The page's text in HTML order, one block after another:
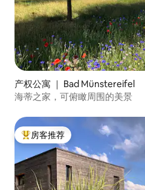
产权公寓 ｜ Bad Münstereifel
海蒂之家，可俯瞰周围的美景
热门「房客推荐」
房客推荐